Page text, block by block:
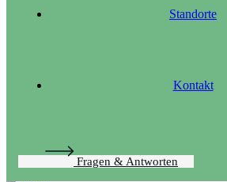
Standorte
Kontakt
Fragen & Antworten